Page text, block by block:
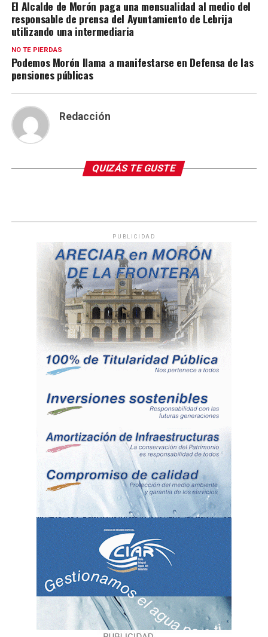
El Alcalde de Morón paga una mensualidad al medio del
responsable de prensa del Ayuntamiento de Lebrija
utilizando una intermediaria
NO TE PIERDAS
Podemos Morón llama a manifestarse en Defensa de las
pensiones públicas
Redacción
QUIZÁS TE GUSTE
PUBLICIDAD